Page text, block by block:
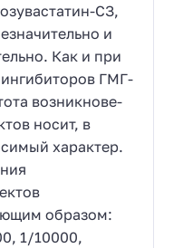
СЗ,
и
Как и при
ГМГ-
возникнове-
носит, в
характер.
образом:
1/10000,